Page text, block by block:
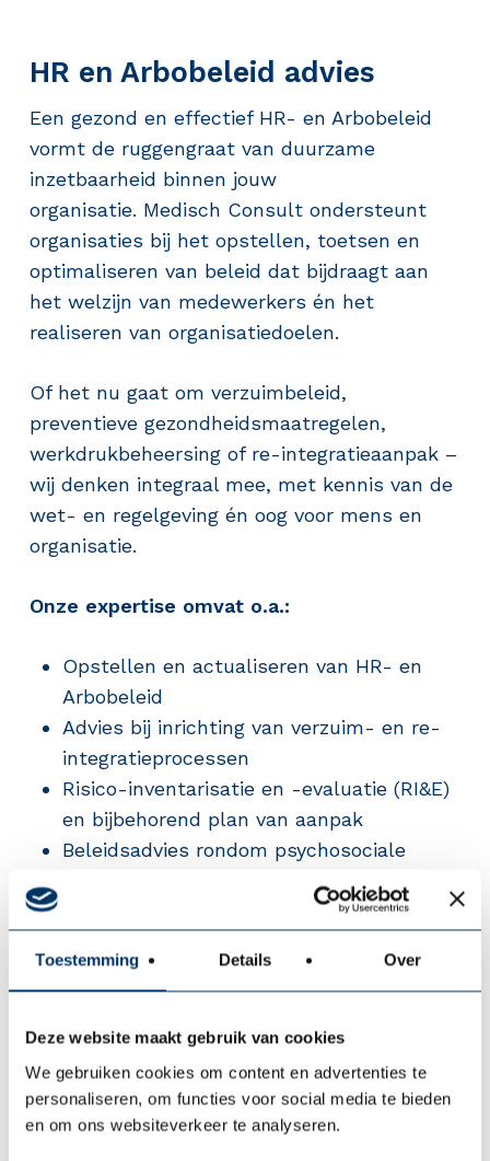
Toestemming Details Over
Deze website maakt gebruik van cookies
We gebruiken cookies om content en advertenties te
personaliseren, om functies voor social media te bieden
en om ons websiteverkeer te analyseren.
HR en Arbobeleid advies
Een gezond en effectief HR- en Arbobeleid
vormt de ruggengraat van duurzame
inzetbaarheid binnen jouw
organisatie. Medisch Consult ondersteunt
organisaties bij het opstellen, toetsen en
optimaliseren van beleid dat bijdraagt aan
het welzijn van medewerkers én het
realiseren van organisatiedoelen.
Of het nu gaat om verzuimbeleid,
preventieve gezondheidsmaatregelen,
werkdrukbeheersing of re-integratieaanpak –
wij denken integraal mee, met kennis van de
wet- en regelgeving én oog voor mens en
organisatie.
Onze expertise omvat o.a.:
Opstellen en actualiseren van HR- en
Arbobeleid
Advies bij inrichting van verzuim- en re-
integratieprocessen
Risico-inventarisatie en -evaluatie (RI&E)
en bijbehorend plan van aanpak
Beleidsadvies rondom psychosociale
Preventiebeleid en duurzame
Strategisch verzuimmanagement en
Wij werken samen met HR, management en
bedrijfsarts om tot gedragen en uitvoerbaar
beleid te komen. Praktisch, effectief en altijd